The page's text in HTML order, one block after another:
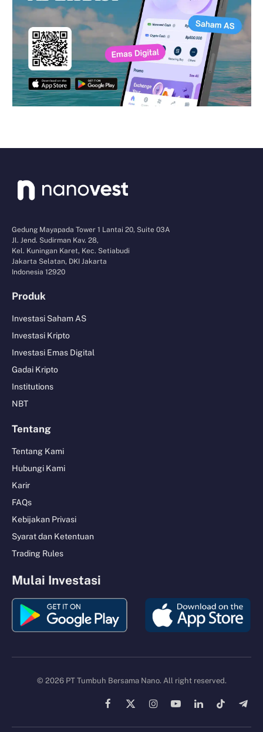
Gedung Mayapada Tower 1 Lantai 20, Suite 03A
Jl. Jend. Sudirman Kav. 28,
Kel. Kuningan Karet, Kec. Setiabudi
Jakarta Selatan, DKI Jakarta
Indonesia 12920
Produk
Investasi Saham AS
Investasi Kripto
Investasi Emas Digital
Gadai Kripto
Institutions
NBT
Tentang
Tentang Kami
Hubungi Kami
Karir
FAQs
Kebijakan Privasi
Syarat dan Ketentuan
Trading Rules
Mulai Investasi
© 2026 PT Tumbuh Bersama Nano. All right reserved.
Facebook
X
InstagramYouTubeLinkedInTikTok